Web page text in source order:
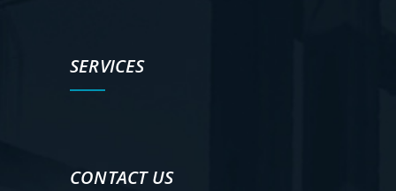
SERVICES
CONTACT US